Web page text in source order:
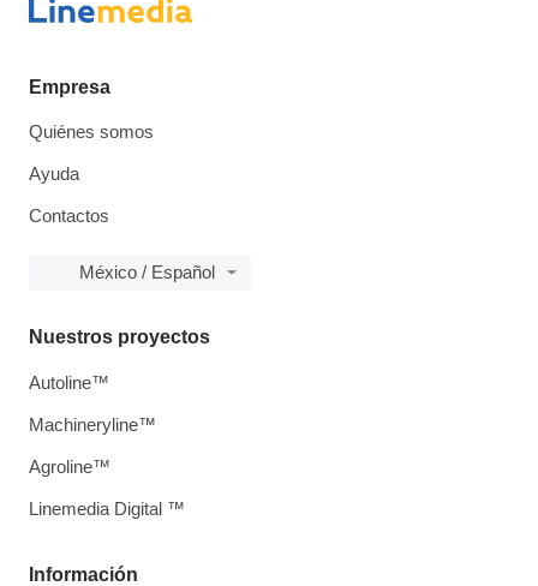
Empresa
Quiénes somos
Ayuda
Contactos
México / Español
Información
Nuestros proyectos
Autoline™
Machineryline™
Agroline™
Linemedia Digital ™